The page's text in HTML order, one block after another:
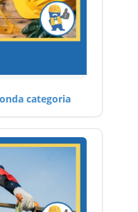
categoria